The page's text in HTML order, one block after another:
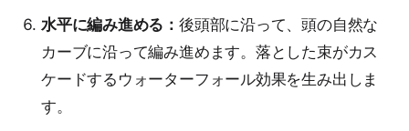
水平に編み進める：後頭部に沿って、頭の自然な
カーブに沿って編み進めます。落とした束がカス
ケードするウォーターフォール効果を生み出しま
す。